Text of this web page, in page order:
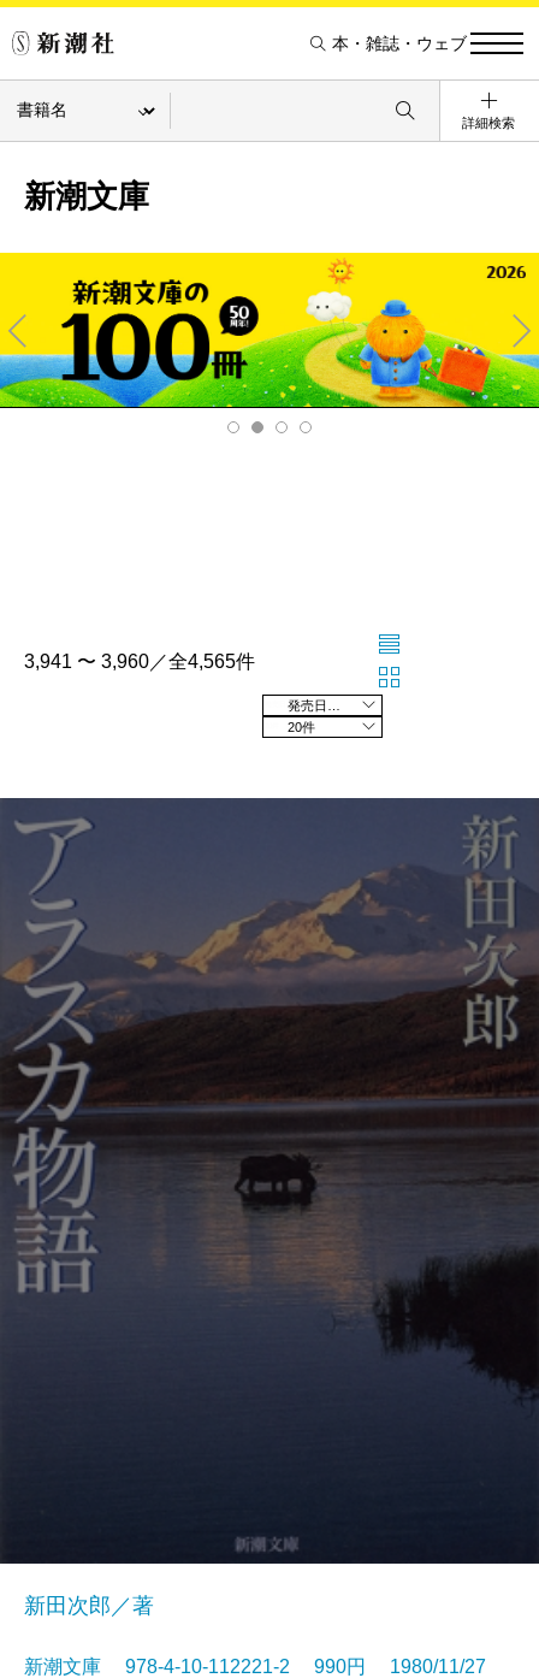
本・雑誌・ウェブ
詳細検索
新潮文庫
Pre
v
Ne
xt
3,941 〜 3,960／全4,565件
20件
新田次郎／著
新潮文庫 978-4-10-112221-2 990円 1980/11/27